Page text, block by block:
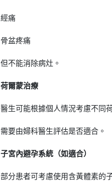
經痛
骨盆疼痛
但不能消除病灶。
荷爾蒙治療
醫生可能根據個人情況考慮不同
需要由婦科醫生評估是否適合。
子宮內避孕系統（如適合）
部分患者可考慮使用含黃體素的